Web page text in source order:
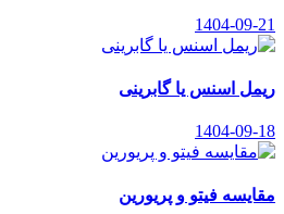
1404-09-21
ریمل اسنس یا گابرینی
1404-09-18
مقایسه فیتو و پریورین